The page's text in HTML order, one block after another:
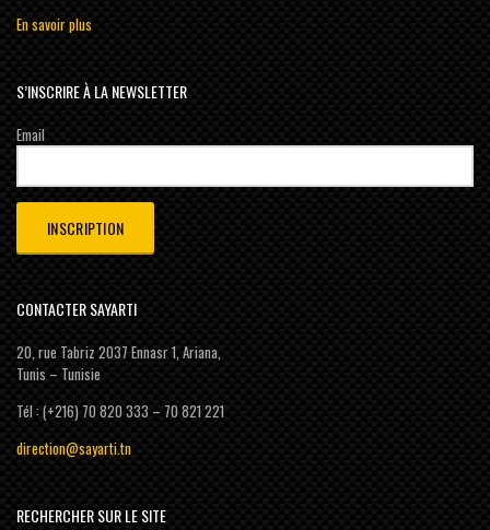
En savoir plus
S’INSCRIRE À LA NEWSLETTER
Email
CONTACTER SAYARTI
20, rue Tabriz 2037 Ennasr 1, Ariana,
Tunis – Tunisie
Tél : (+216) 70 820 333 – 70 821 221
direction@sayarti.tn
RECHERCHER SUR LE SITE